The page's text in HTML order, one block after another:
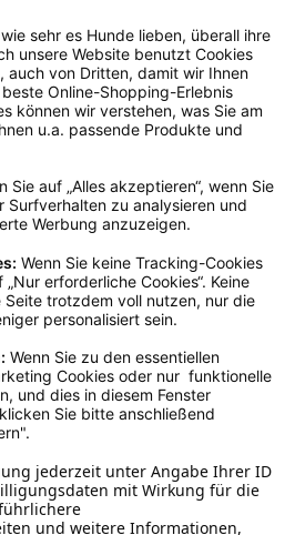
6 Näpfe 6 x 0,75 Liter
1-3 Tage